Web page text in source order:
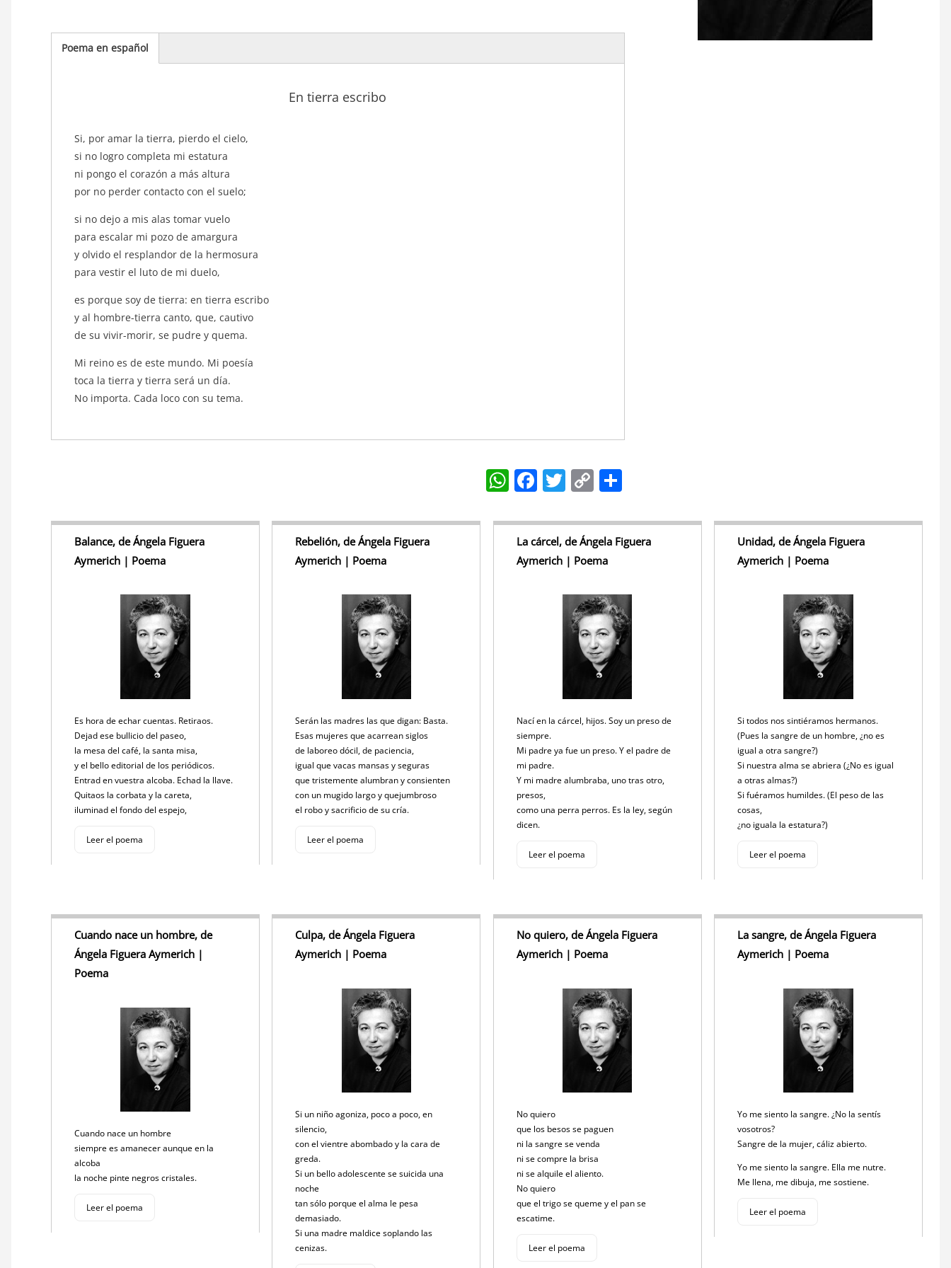
Poema en español
En tierra escribo
Si, por amar la tierra, pierdo el cielo,
si no logro completa mi estatura
ni pongo el corazón a más altura
por no perder contacto con el suelo;
si no dejo a mis alas tomar vuelo
para escalar mi pozo de amargura
y olvido el resplandor de la hermosura
para vestir el luto de mi duelo,
es porque soy de tierra: en tierra escribo
y al hombre-tierra canto, que, cautivo
de su vivir-morir, se pudre y quema.
Mi reino es de este mundo. Mi poesía
toca la tierra y tierra será un día.
No importa. Cada loco con su tema.
W
h
at
s
A
F
a
c
e
b
T
w
itt
er
C
o
p
y
Li
n
k
S
h
ar
e
Balance, de Ángela Figuera
Aymerich | Poema
Es hora de echar cuentas. Retiraos.
Dejad ese bullicio del paseo,
la mesa del café, la santa misa,
y el bello editorial de los periódicos.
Entrad en vuestra alcoba. Echad la llave.
Quitaos la corbata y la careta,
iluminad el fondo del espejo,
Leer el poema
Rebelión, de Ángela Figuera
Aymerich | Poema
Serán las madres las que digan: Basta.
Esas mujeres que acarrean siglos
de laboreo dócil, de paciencia,
igual que vacas mansas y seguras
que tristemente alumbran y consienten
con un mugido largo y quejumbroso
el robo y sacrificio de su cría.
Leer el poema
La cárcel, de Ángela Figuera
Aymerich | Poema
Nací en la cárcel, hijos. Soy un preso de
siempre.
Mi padre ya fue un preso. Y el padre de
mi padre.
Y mi madre alumbraba, uno tras otro,
presos,
como una perra perros. Es la ley, según
dicen.
Leer el poema
Unidad, de Ángela Figuera
Aymerich | Poema
Si todos nos sintiéramos hermanos.
(Pues la sangre de un hombre, ¿no es
igual a otra sangre?)
Si nuestra alma se abriera (¿No es igual
a otras almas?)
Si fuéramos humildes. (El peso de las
cosas,
¿no iguala la estatura?)
Leer el poema
Cuando nace un hombre, de
Ángela Figuera Aymerich |
Poema
Cuando nace un hombre
siempre es amanecer aunque en la
alcoba
la noche pinte negros cristales.
Leer el poema
Culpa, de Ángela Figuera
Aymerich | Poema
Si un niño agoniza, poco a poco, en
silencio,
con el vientre abombado y la cara de
greda.
Si un bello adolescente se suicida una
noche
tan sólo porque el alma le pesa
demasiado.
Si una madre maldice soplando las
cenizas.
No quiero, de Ángela Figuera
Aymerich | Poema
No quiero
que los besos se paguen
ni la sangre se venda
ni se compre la brisa
ni se alquile el aliento.
No quiero
que el trigo se queme y el pan se
escatime.
Leer el poema
La sangre, de Ángela Figuera
Aymerich | Poema
Yo me siento la sangre. ¿No la sentís
vosotros?
Sangre de la mujer, cáliz abierto.
Yo me siento la sangre. Ella me nutre.
Me llena, me dibuja, me sostiene.
Leer el poema